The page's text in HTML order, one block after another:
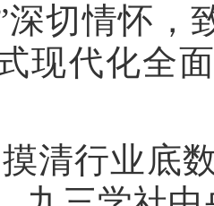
深切情怀，
现代化全
摸清行业底